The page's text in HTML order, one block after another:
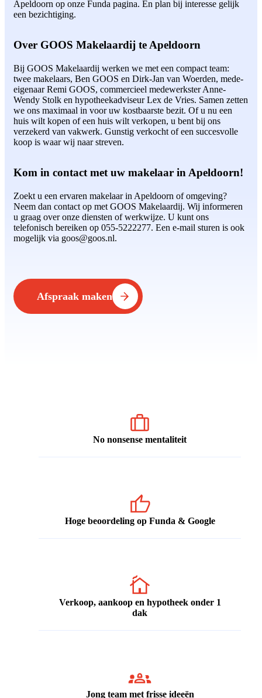
Apeldoorn op onze Funda pagina. En plan bij interesse gelijk
een bezichtiging.
Over GOOS Makelaardij te Apeldoorn
Bij GOOS Makelaardij werken we met een compact team:
twee makelaars, Ben GOOS en Dirk-Jan van Woerden, mede-
eigenaar Remi GOOS, commercieel medewerkster Anne-
Wendy Stolk en hypotheekadviseur Lex de Vries. Samen zetten
we ons maximaal in voor uw kostbaarste bezit. Of u nu een
huis wilt kopen of een huis wilt verkopen, u bent bij ons
verzekerd van vakwerk. Gunstig verkocht of een succesvolle
koop is waar wij naar streven.
Kom in contact met uw makelaar in Apeldoorn!
Zoekt u een ervaren makelaar in Apeldoorn of omgeving?
Neem dan contact op met GOOS Makelaardij. Wij informeren
u graag over onze diensten of werkwijze. U kunt ons
telefonisch bereiken op 055-5222277. Een e-mail sturen is ook
mogelijk via goos@goos.nl.
Afspraak maken
No nonsense mentaliteit
Hoge beoordeling op Funda & Google
Verkoop, aankoop en hypotheek onder 1
dak
Jong team met frisse ideeën